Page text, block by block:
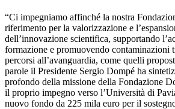
“Ci impegniamo affinché la nostra
riferimento per la valorizzazione e
dell’innovazione scientifica, supportando
formazione e promuovendo contaminazioni
percorsi all’avanguardia, come quelli
parole il Presidente Sergio Dompé ha
profondo della missione della Fondazione
il proprio impegno verso l’Università di
nuovo fondo da 225 mila euro per il